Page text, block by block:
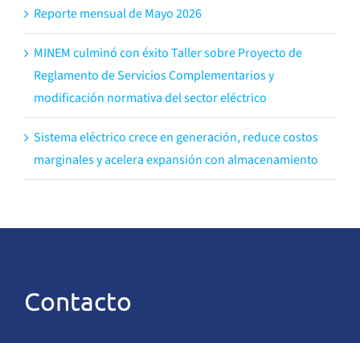
Reporte mensual de Mayo 2026
MINEM culminó con éxito Taller sobre Proyecto de
Reglamento de Servicios Complementarios y
modificación normativa del sector eléctrico
Sistema eléctrico crece en generación, reduce costos
marginales y acelera expansión con almacenamiento
Contacto